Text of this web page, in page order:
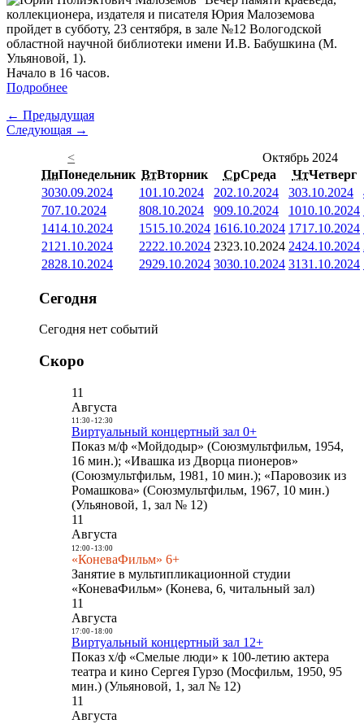
коллекционера, издателя и писателя Юрия Малоземова
пройдет в субботу, 23 сентября, в зале №12 Вологодской
областной научной библиотеки имени И.В. Бабушкина (М.
Ульяновой, 1).
Начало в 16 часов.
Подробнее
← Предыдущая
Следующая →
<
Октябрь 2024
ПнПонедельник ВтВторник СрСреда ЧтЧетверг
3030.09.2024 101.10.2024 202.10.2024 303.10.2024
707.10.2024 808.10.2024 909.10.2024 1010.10.2024
1414.10.2024 1515.10.2024 1616.10.2024 1717.10.2024
21 21.10.2024 2222.10.2024 2323.10.2024 2424.10.2024
2828.10.2024 2929.10.2024 3030.10.2024 3131.10.2024
Сегодня
Сегодня нет событий
Скоро
11
Августа
11:30- 12:30
Виртуальный концертный зал 0+
Показ м/ф «Мойдодыр» (Союзмультфильм, 1954,
16 мин.); «Ивашка из Дворца пионеров»
(Союзмультфильм, 1981, 10 мин.); «Паровозик из
Ромашкова» (Союзмультфильм, 1967, 10 мин.)
(Ульяновой, 1, зал № 12)
11
Августа
12:00- 13:00
«КоневаФильм» 6+
Занятие в мультипликационной студии
«КоневаФильм» (Конева, 6, читальный зал)
11
Августа
17:00- 18:00
Виртуальный концертный зал 12+
Показ х/ф «Смелые люди» к 100-летию актера
театра и кино Сергея Гурзо (Мосфильм, 1950, 95
мин.) (Ульяновой, 1, зал № 12)
11
Августа